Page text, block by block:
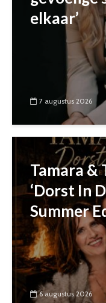
elkaar’
7 augustus 2026
Tamara &
‘Dorst In
Summer
6 augustus 2026